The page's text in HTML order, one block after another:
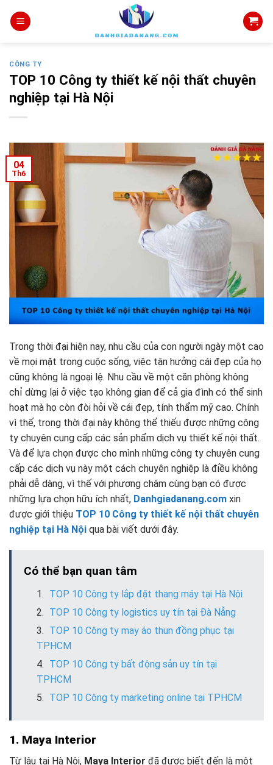
CÔNG TY
TOP 10 Công ty thiết kế nội thất chuyên
nghiệp tại Hà Nội
04
Th6
Trong thời đại hiện nay, nhu cầu của con người ngày một cao
về mọi mặt trong cuộc sống, việc tận hưởng cái đẹp của họ
cũng không là ngoại lệ. Nhu cầu về một căn phòng không
chỉ dừng lại ở việc tạo không gian để cả gia đình có thể sinh
hoạt mà họ còn đòi hỏi về cái đẹp, tính thẩm mỹ cao. Chính
vì thế, trong thời đại này không thể thiếu được những công
ty chuyên cung cấp các sản phẩm dịch vụ thiết kế nội thất.
Và để lựa chọn được cho mình những công ty chuyên cung
cấp các dịch vụ này một cách chuyên nghiệp là điều không
phải dễ dàng, vì thế với phương châm cùng bạn có được
những lựa chọn hữu ích nhất, Danhgiadanang.com xin
được giới thiệu TOP 10 Công ty thiết kế nội thất chuyên
nghiệp tại Hà Nội qua bài viết dưới đây.
Có thể bạn quan tâm
TOP 10 Công ty lắp đặt thang máy tại Hà Nội
TOP 10 Công ty logistics uy tín tại Đà Nẵng
TOP 10 Công ty may áo thun đồng phục tại
TPHCM
TOP 10 Công ty bất động sản uy tín tại
TPHCM
TOP 10 Công ty marketing online tại TPHCM
1. Maya Interior
Từ lâu tại Hà Nội, Maya Interior đã được biết đến là một